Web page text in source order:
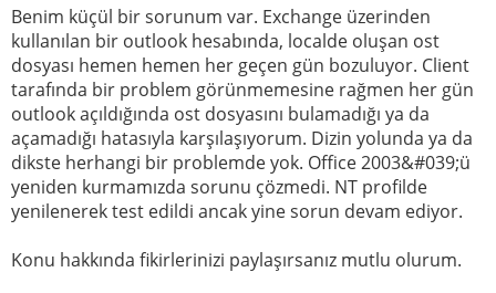
Benim küçül bir sorunum var. Exchange üzerinden
kullanılan bir outlook hesabında, localde oluşan ost
dosyası hemen hemen her geçen gün bozuluyor. Client
tarafında bir problem görünmemesine rağmen her gün
outlook açıldığında ost dosyasını bulamadığı ya da
açamadığı hatasıyla karşılaşıyorum. Dizin yolunda ya da
dikste herhangi bir problemde yok. Office 2003&#039;ü
yeniden kurmamızda sorunu çözmedi. NT profilde
yenilenerek test edildi ancak yine sorun devam ediyor.
Konu hakkında fikirlerinizi paylaşırsanız mutlu olurum.